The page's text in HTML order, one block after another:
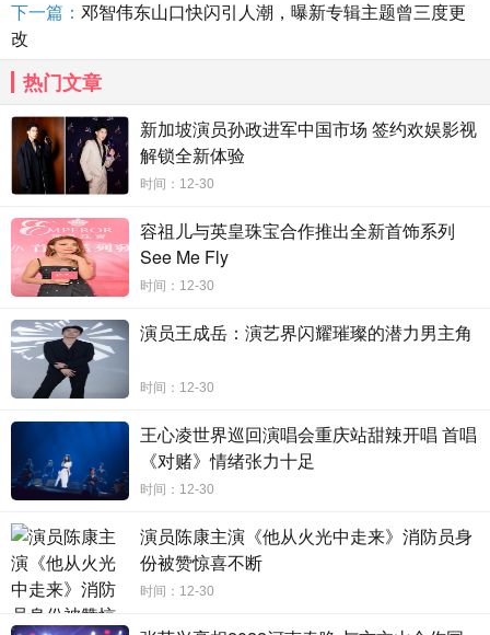
剧中专案小组每一位组员加入不仅仅因警察的身份，而
背后都另有原因，愤世嫉俗的关霖冲劲十足，与同伴携手侦
破一宗宗内藏隐情的性犯罪案件。而《不可饶恕的罪恶》中
将视角对准犯罪者而不是受害者，让藏在黑暗中的魔爪原形
毕露，但在侦破案件中关霖也遇到了很多困难，在一宗奸杀
案中，被称为狼人的凶徒，把人性最卑劣污秽的一面展现的
淋漓尽致，这时关霖和同伴们替身而出，她们不能放弃，担
负着受害者们的救赎。
下一篇： 邓智伟东山口快闪引人潮，曝新专辑主题曾三度更
改
热门文章
新加坡演员孙政进军中国市场 签约欢娱影视
解锁全新体验
时间：12-30
容祖儿与英皇珠宝合作推出全新首饰系列
See Me Fly
时间：12-30
演员王成岳：演艺界闪耀璀璨的潜力男主角
时间：12-30
王心凌世界巡回演唱会重庆站甜辣开唱 首唱
《对赌》情绪张力十足
时间：12-30
演员陈康主演《他从火光中走来》消防员身
份被赞惊喜不断
时间：12-30